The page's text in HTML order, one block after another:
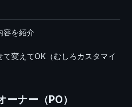
容を紹介
変えてOK（むしろカスタマイ
ナー（PO）